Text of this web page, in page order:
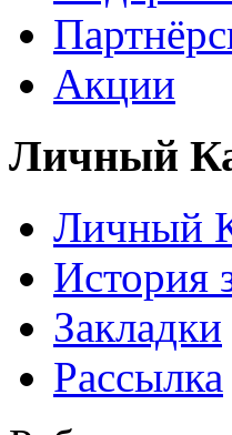
Акции
Личный
Личный
История
Закладки
Рассылка